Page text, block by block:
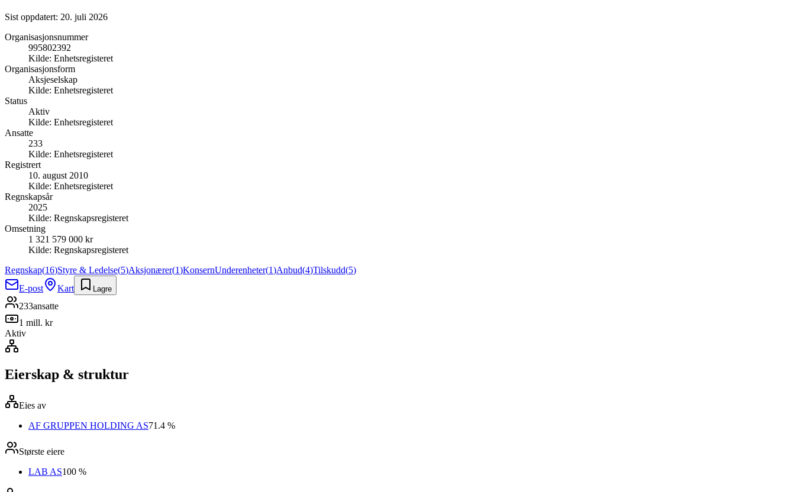
Sist oppdatert: 20. juli 2026
Organisasjonsnummer
995802392
Kilde: Enhetsregisteret
Organisasjonsform
Aksjeselskap
Kilde: Enhetsregisteret
Status
Aktiv
Kilde: Enhetsregisteret
Ansatte
233
Kilde: Enhetsregisteret
Registrert
10. august 2010
Kilde: Enhetsregisteret
Regnskapsår
2025
Kilde: Regnskapsregisteret
Omsetning
1 321 579 000 kr
Kilde: Regnskapsregisteret
Regnskap(16)Styre & Ledelse(5)Aksjonærer(1)KonsernUnderenheter(1)Anbud(4)Tilskudd(5)
E-post
Kart Lagre
233ansatte
1 mill. kr
Aktiv
Eierskap & struktur
Eies av
AF GRUPPEN HOLDING AS71.4 %
Største eiere
LAB AS100 %